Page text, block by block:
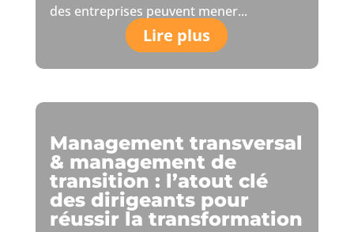
des entreprises peuvent mener...
Lire plus
Management transversal
& management de
transition : l’atout clé
des dirigeants pour
réussir la transformation